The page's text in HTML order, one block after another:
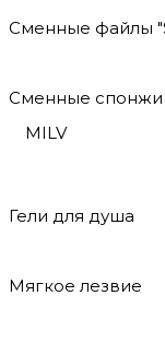
Сменные файлы
Сменные спонжи
MILV
Гели для душа
Мягкое лезвие